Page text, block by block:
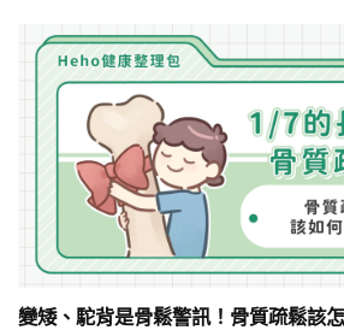
變矮、駝背是骨鬆警訊！骨質疏鬆該